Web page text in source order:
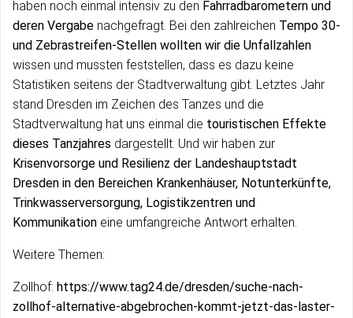
haben noch einmal intensiv zu den Fahrradbarometern und
deren Vergabe nachgefragt. Bei den zahlreichen Tempo 30-
und Zebrastreifen-Stellen wollten wir die Unfallzahlen
wissen und mussten feststellen, dass es dazu keine
Statistiken seitens der Stadtverwaltung gibt. Letztes Jahr
stand Dresden im Zeichen des Tanzes und die
Stadtverwaltung hat uns einmal die touristischen Effekte
dieses Tanzjahres dargestellt. Und wir haben zur
Krisenvorsorge und Resilienz der Landeshauptstadt
Dresden in den Bereichen Krankenhäuser, Notunterkünfte,
Trinkwasserversorgung, Logistikzentren und
Kommunikation eine umfangreiche Antwort erhalten.
Weitere Themen:
Zollhof: https://www.tag24.de/dresden/suche-nach-
zollhof-alternative-abgebrochen-kommt-jetzt-das-laster-